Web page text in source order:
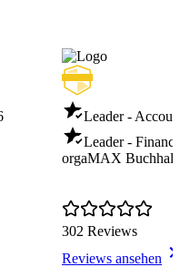
Leader -
Leader -
orgaMAX
302 Reviews
Reviews ansehen